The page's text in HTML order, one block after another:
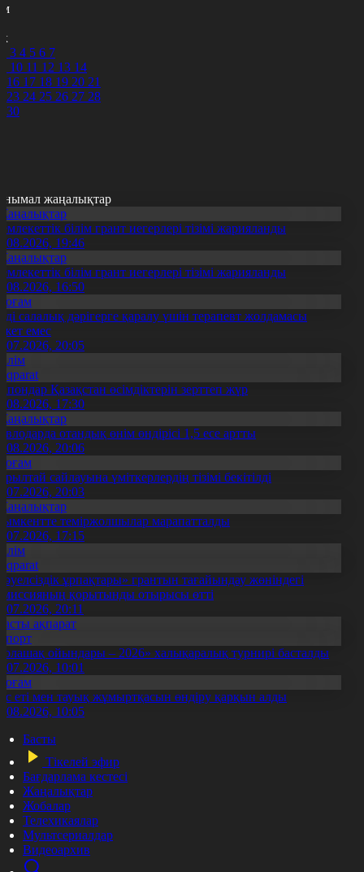
3 4 5 6 7
10 11 12 13 14
16 17 18 19 20 21
23 24 25 26 27 28
30
жаңалықтар
білім грант иегерлері тізімі жарияланды
19:46
білім грант иегерлері тізімі жарияланды
16:50
салалық дәрігерге қаралу үшін терапевт жолдамасы
емес
20:05
Қазақстан өсімдіктерін зерттеп жүр
17:30
отандық өнім өндірісі 1,5 есе артты
20:06
сайлауына үміткерлердің тізімі бекітілді
20:03
теміржолшылар марапатталды
17:15
ұрпақтары» грантын тағайындау жөніндегі
қорытынды отырысы өтті
20:11
ақпарат
ойындары – 2026» халықаралық турнирі басталды
10:01
еті мен тауық жұмыртқасын өндіру қарқын алды
10:05
Басты
Тікелей эфир
Бағдарлама кестесі
Жаңалықтар
Жобалар
Телехикаялар
Мультсериалдар
Видеоархив